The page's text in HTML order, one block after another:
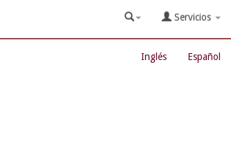
Servicios
Inglés Español